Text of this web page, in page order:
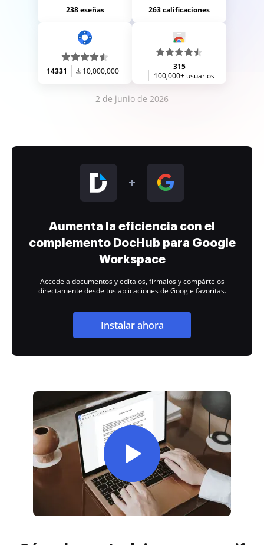
238 eseñas 263 calificaciones
14331 10,000,000+
315
100,000+ usuarios
2 de junio de 2026
Aumenta la eficiencia con el
complemento DocHub para Google
Workspace
Accede a documentos y edítalos, fírmalos y compártelos
directamente desde tus aplicaciones de Google favoritas.
Instalar ahora